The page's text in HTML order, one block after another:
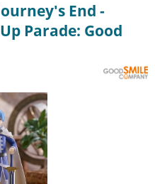
End -
Parade: Good